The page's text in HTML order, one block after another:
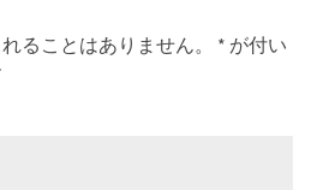
ることはありません。 * が付い